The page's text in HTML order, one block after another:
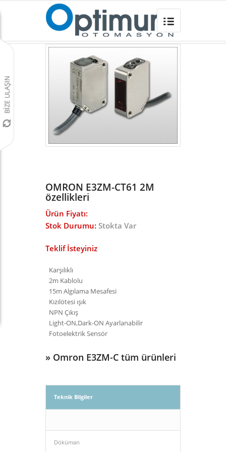
OMRON E3ZM-CT61 2M
Omron Türkiye E3ZM SENSOR
/
E3ZM-C
OMRON E3ZM-CT61 2M
özellikleri
Ürün Fiyatı:
Stok Durumu: Stokta Var
Teklif İsteyiniz
Karşılıklı
2m Kablolu
15m Algılama Mesafesi
Kızılötesi ışık
NPN Çıkış
Light-ON,Dark-ON Ayarlanabilir
Fotoelektrik Sensör
» Omron E3ZM-C tüm ürünleri
Teknik Bilgiler
Döküman